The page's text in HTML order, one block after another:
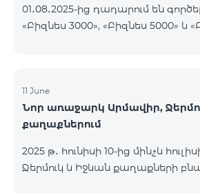
01․08․2025-ից դադարում են
«Բիզնես 3000», «Բիզնես 5000» և
ստորև ներկայացված աղյուսակի․ Հին
սակագնային փաթեթ Նոր սակագնային փաթեթ
Բիզնես 2000 PRO 1900 Բիզնես 3000 Pro Special 1
11 June
Նոր առաջարկ Արմավիր,
քաղաքներում
2025 թ․ հունիսի 10-ից մինչև
Ջերմուկ և Իջևան քաղաքների